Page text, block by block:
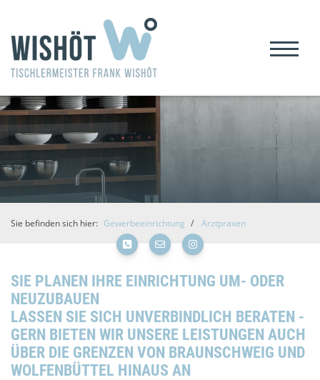
Sie befinden sich hier: Gewerbeeinrichtung Arztpraxen
SIE PLANEN IHRE EINRICHTUNG UM- ODER
NEUZUBAUEN
LASSEN SIE SICH UNVERBINDLICH BERATEN -
GERN BIETEN WIR UNSERE LEISTUNGEN AUCH
ÜBER DIE GRENZEN VON BRAUNSCHWEIG UND
WOLFENBÜTTEL HINAUS AN